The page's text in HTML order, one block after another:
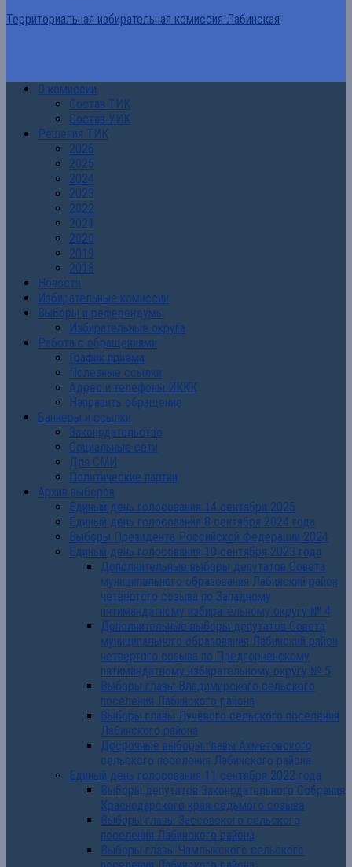
Территориальная избирательная комиссия Лабинская
О комиссии
Состав ТИК
Состав УИК
Решения ТИК
2026
2025
2024
2023
2022
2021
2020
2019
2018
Новости
Избирательные комиссии
Выборы и референдумы
Избирательные округа
Работа с обращениями
График приема
Полезные ссылки
Адрес и телефоны ИККК
Направить обращение
Баннеры и ссылки
Законодательство
Социальные сети
Для СМИ
Политические партии
Архив выборов
Единый день голосования 14 сентября 2025
Единый день голосования 8 сентября 2024 года
Выборы Президента Российской Федерации 2024
Единый день голосования 10 сентября 2023 года
Дополнительные выборы депутатов Совета
муниципального образования Лабинский район
четвертого созыва по Западному
пятимандатному избирательному округу № 4
Дополнительные выборы депутатов Совета
муниципального образования Лабинский район
четвертого созыва по Предгорненскому
пятимандатному избирательному округу № 5
Выборы главы Владимирского сельского
поселения Лабинского района
Выборы главы Лучевого сельского поселения
Лабинского района
Досрочные выборы главы Ахметовского
сельского поселения Лабинского района
Единый день голосования 11 сентября 2022 года
Выборы депутатов Законодательного Собрания
Краснодарского края седьмого созыва
Выборы главы Зассовского сельского
поселения Лабинского района
Выборы главы Чамлыкского сельского